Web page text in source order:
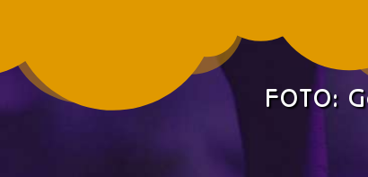
FOTO: